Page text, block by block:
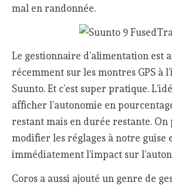
mal en randonnée.
Le gestionnaire d’alimentation est
récemment sur les montres GPS à
Suunto. Et c’est super pratique.
afficher l’autonomie en
restant mais en durée restante. On
modifier les réglages à notre guise
immédiatement l’impact sur
Coros a aussi ajouté un genre de